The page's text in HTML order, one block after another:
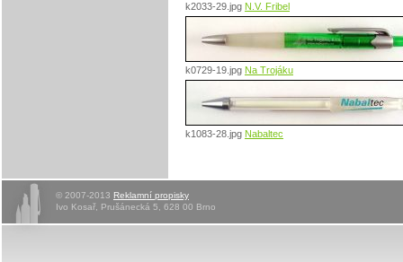
k2033-29.jpg N.V. Fribel
k0729-19.jpg Na Trojáku
k1083-28.jpg Nabaltec
© 2007-2013 Reklamní propisky
Ivo Kosař, Prušánecká 5, 628 00 Brno